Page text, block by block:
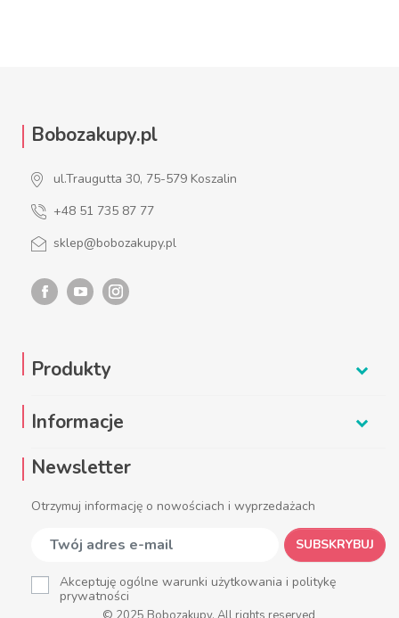
Bobozakupy.pl
ul.Traugutta 30, 75-579 Koszalin
+48 51 735 87 77
sklep@bobozakupy.pl
Produkty
Informacje
Newsletter
Otrzymuj informację o nowościach i wyprzedażach
SUBSKRYBUJ
Akceptuję ogólne warunki użytkowania i politykę
prywatności